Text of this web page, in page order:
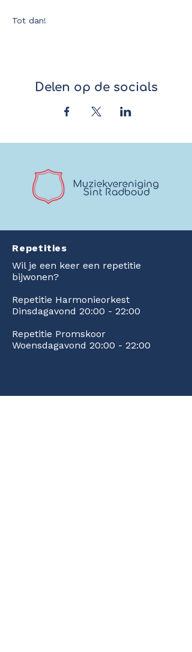
Tot dan!
Delen op de socials
Repetities
Wil je een keer een repetitie
bijwonen?
Repetitie Harmonieorkest
Dinsdagavond 20:00 - 22:00
Repetitie Promskoor
Woensdagavond 20:00 - 22:00